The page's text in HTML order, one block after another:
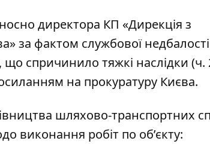
директора КП «Дирекція з
за фактом службової недбалості
спричинило тяжкі наслідки (ч.
на прокуратуру Києва.
шляхово-транспортних
виконання робіт по об’єкту: